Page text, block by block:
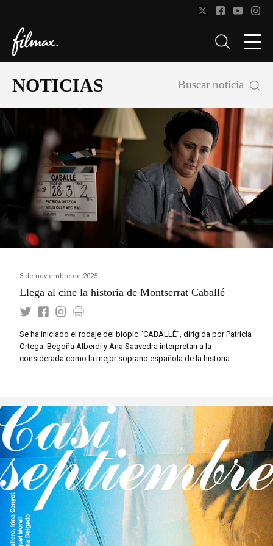
NOTICIAS Buscar noticia
3 de noviembre de 2025
Llega al cine la historia de Montserrat Caballé
Se ha iniciado el rodaje del biopic “CABALLÉ”, dirigida por Patricia
Ortega. Begoña Alberdi y Ana Saavedra interpretan a la
considerada como la mejor soprano española de la historia.